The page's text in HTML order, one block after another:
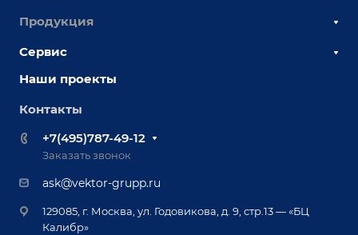
О компании
Выставки и мероприятия
Вопрос ответ
Реквизиты
Документы
Продукция
Сборочно-сварочные столы
Оснастка для сварочных столов
Оборудование для приварки крепежа
Приварной крепеж
Специализированные решения для сварки
Позиционеры и вращатели
Сервис
Сервисное обслуживание
Обучение
Лизинг
Гарантия
Наши проекты
Контакты
+7(495)787-49-12
Заказать звонок
ask@vektor-grupp.ru
129085, г. Москва, ул. Годовикова, д. 9, стр.13 — «БЦ
Калибр»